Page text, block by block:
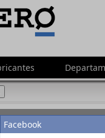
20 Ultimate Inglês
Facebook